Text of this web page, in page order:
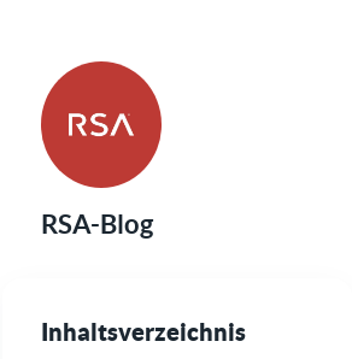
RSA-Blog
Inhaltsverzeichnis